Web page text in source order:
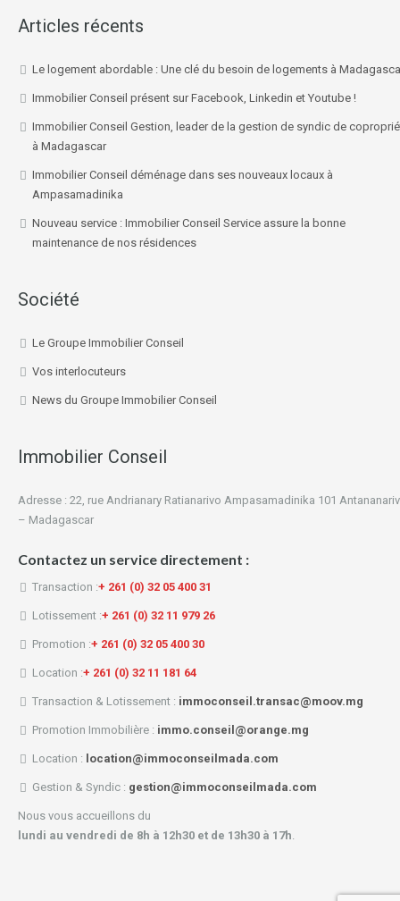
Articles récents
Le logement abordable : Une clé du besoin de logements à
Immobilier Conseil présent sur Facebook, Linkedin et Youtube !
Immobilier Conseil Gestion, leader de la gestion de syndic de
à Madagascar
Immobilier Conseil déménage dans ses nouveaux locaux à
Ampasamadinika
Nouveau service : Immobilier Conseil Service assure la bonne
maintenance de nos résidences
Société
Le Groupe Immobilier Conseil
Vos interlocuteurs
News du Groupe Immobilier Conseil
Immobilier Conseil
Adresse : 22, rue Andrianary Ratianarivo Ampasamadinika 101
– Madagascar
Contactez un service directement :
Transaction :+ 261 (0) 32 05 400 31
Lotissement :+ 261 (0) 32 11 979 26
Promotion :+ 261 (0) 32 05 400 30
Location :+ 261 (0) 32 11 181 64
Transaction & Lotissement : immoconseil.transac@moov.mg
Promotion Immobilière : immo.conseil@orange.mg
Location : location@immoconseilmada.com
Gestion & Syndic : gestion@immoconseilmada.com
Nous vous accueillons du
lundi au vendredi de 8h à 12h30 et de 13h30 à 17h